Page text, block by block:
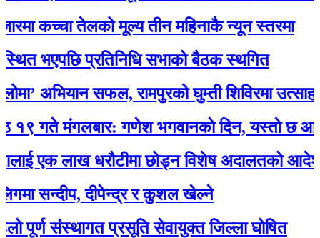
कच्चा तेलको मूल्य तीन महिनाकै न्यून स्तरमा
प्रतिनिधि सभाको बैठक स्थगित
सफल, रामपुरको घुम्ती शिविरमा उत्साहजनक
मंगलबार: गणेश भगवानकाे दिन, यस्ताे छ आजको
एक लाख धरौटीमा छोड्न विशेष अदालतको आदेश
सन्दीप, दीपेन्द्र र कुशल खेल्ने
संस्थागत प्रसूति सेवायुक्त जिल्ला घोषित